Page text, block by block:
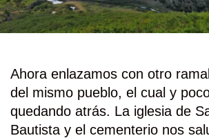
Ahora enlazamos con otro
del mismo pueblo, el cual y
quedando atrás. La iglesia de
Bautista y el cementerio nos